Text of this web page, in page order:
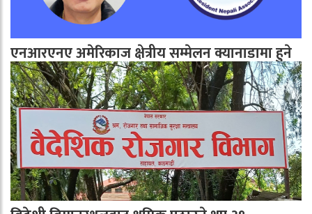
एनआरएनए अमेरिकाज क्षेत्रीय सम्मेलन क्यानाडामा हुने